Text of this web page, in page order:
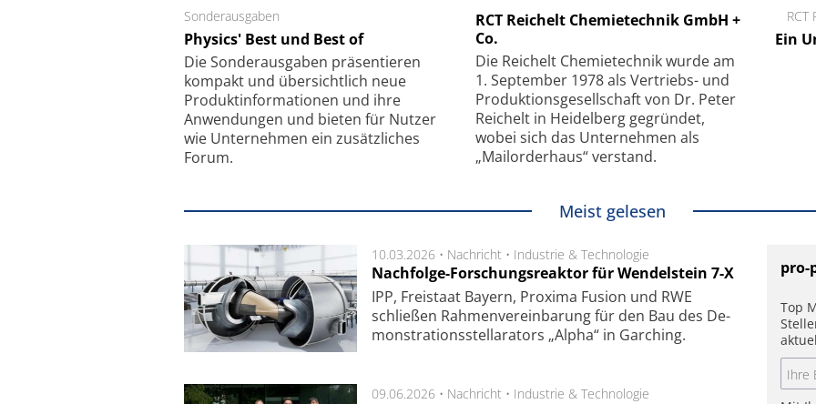
Sonderausgaben
Physics' Best und Best of
Die Sonder­ausgaben präsentieren
kompakt und übersichtlich neue
Produkt­informationen und ihre
Anwendungen und bieten für Nutzer
wie Unternehmen ein zusätzliches
Forum.
RCT Reichelt Chemietechnik GmbH +
Co.
Die Reichelt Chemietechnik wurde am
1. September 1978 als Vertriebs- und
Produktionsgesellschaft von Dr. Peter
Reichelt in Heidelberg gegründet,
wobei sich das Unternehmen als
„Mailorderhaus“ verstand.
Elektronenmikroskopie auf
kleinstem Raum
Menlo Systems GmbH
Multiphotonen-Anwendungen
Ein
Meist gelesen
10.03.2026 • Nachricht • Industrie & Technologie
Nachfolge-Forschungsreaktor für Wendelstein 7-X
IPP, Frei­staat Bay­ern, Pro­xi­ma Fu­sion und RWE
schließen Rah­men­ver­ein­ba­rung für den Bau des De­
mon­stra­tions­stel­la­ra­tors „Alpha“ in Gar­ching.
09.06.2026 • Nachricht • Industrie & Technologie
pro-
Top